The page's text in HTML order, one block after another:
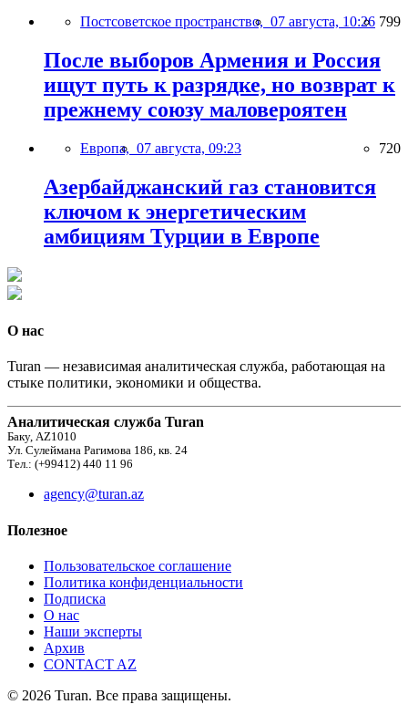
Постсоветское пространство, 07 августа, 10:26 799
После выборов Армения и Россия
ищут путь к разрядке, но возврат к
прежнему союзу маловероятен
Европа, 07 августа, 09:23 720
Азербайджанский газ становится
ключом к энергетическим
амбициям Турции в Европе
О нас
Turan — независимая аналитическая служба, работающая на
стыке политики, экономики и общества.
Аналитическая служба Turan
Баку, AZ1010
Ул. Сулеймана Рагимова 186, кв. 24
Тел.: (+99412) 440 11 96
agency@turan.az
Полезное
Пользовательское соглашение
Политика конфиденциальности
Подписка
О нас
Наши эксперты
Архив
CONTACT AZ
© 2026 Turan. Все права защищены.